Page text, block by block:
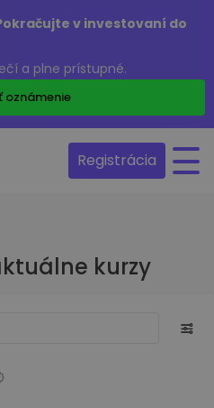
v investovaní do
a plne prístupné.
oznámenie
Registrácia
kurzy